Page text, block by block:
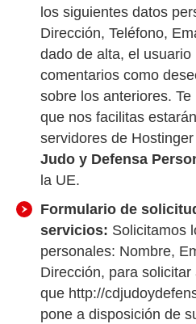
los siguientes datos
Dirección, Teléfono,
dado de alta, el
comentarios como
sobre los anteriores.
que nos facilitas
servidores de
Judo y Defensa
la UE.
Formulario de
servicios: Solicitamos
personales: Nombre,
Dirección, para
que http://
pone a disposición de